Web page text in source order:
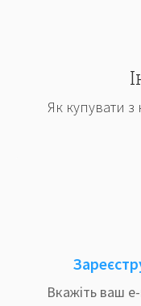
Як купувати
Вкажіть ваш